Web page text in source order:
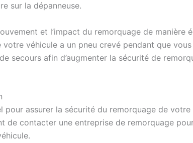
sur la dépanneuse.
et l’impact du remorquage de manière
véhicule a un pneu crevé pendant que vous
secours afin d’augmenter la sécurité de
pour assurer la sécurité du remorquage de
de contacter une entreprise de remorquage